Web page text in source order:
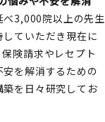
べ3,000院以上の先生
ていただき現在に
険請求やレセプト
を解消するための
を日々研究してお